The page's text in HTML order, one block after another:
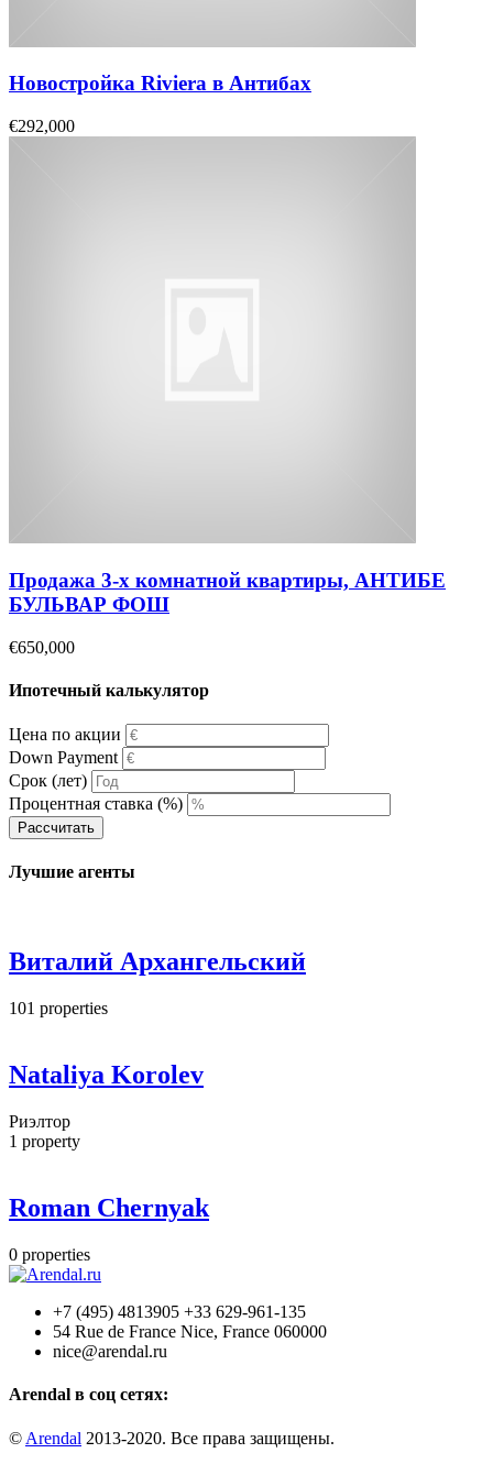
Новостройка Riviera в Антибах
€292,000
Продажа 3-х комнатной квартиры, АНТИБЕ
БУЛЬВАР ФОШ
€650,000
Ипотечный калькулятор
Цена по акции
Down Payment
Срок (лет)
Процентная ставка (%)
Рассчитать
Лучшие агенты
Виталий Архангельский
101 properties
Nataliya Korolev
Риэлтор
1 property
Roman Chernyak
0 properties
+7 (495) 4813905 +33 629-961-135
54 Rue de France Nice, France 060000
nice@arendal.ru
Arendal в соц сетях:
© Arendal 2013-2020. Все права защищены.